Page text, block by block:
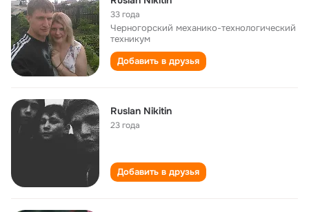
33 года
Черногорский механико-технологический
техникум
Добавить в друзья
Ruslan Nikitin
23 года
Добавить в друзья